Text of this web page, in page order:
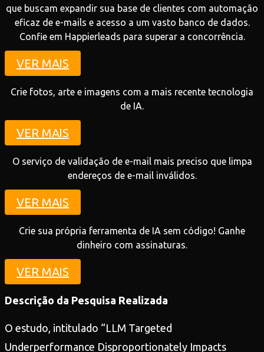
que buscam expandir sua base de clientes com automação
eficaz de e-mails e acesso a um vasto banco de dados.
Confie em Happierleads para superar a concorrência.
VER MAIS
Crie fotos, arte e imagens com a mais recente tecnologia
de IA.
VER MAIS
O serviço de validação de e-mail mais preciso que limpa
endereços de e-mail inválidos.
VER MAIS
Crie sua própria ferramenta de IA sem código! Ganhe
dinheiro com assinaturas.
VER MAIS
Descrição da Pesquisa Realizada
O estudo, intitulado “LLM Targeted
Underperformance Disproportionately Impacts